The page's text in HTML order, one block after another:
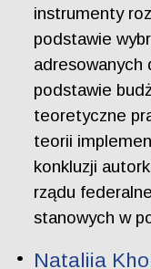
instrumenty
podstawie
adresowanych
podstawie
teoretyczne
teorii
konkluzji
rządu
stanowych w
Nataliia